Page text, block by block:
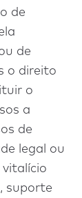
de
de
o direito
o
a
de
legal ou
vitalício
suporte